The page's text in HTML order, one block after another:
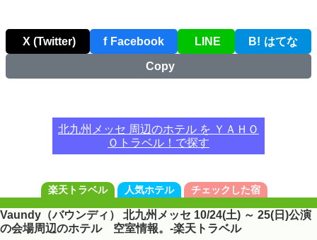
X (Twitter) f Facebook LINE B! はてな
Copy
北九州メッセ 周辺のホテル を ＹＡＨＯ
Ｏトラベル！で探す
楽天トラベル 人気ホテル チェックした宿
Vaundy（バウンディ） 北九州メッセ 10/24(土) ～ 25(日)公演
の会場周辺のホテル 空室情報。-楽天トラベル